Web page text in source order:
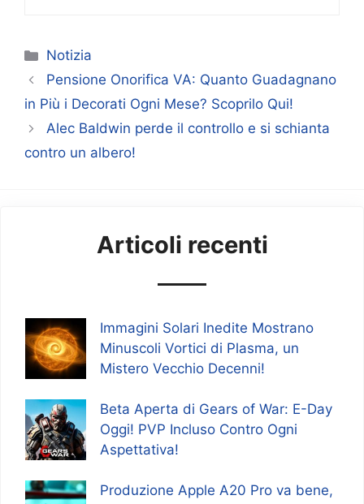
Categorie
Notizia
Pensione Onorifica VA: Quanto Guadagnano
in Più i Decorati Ogni Mese? Scoprilo Qui!
Alec Baldwin perde il controllo e si schianta
contro un albero!
Articoli recenti
Immagini Solari Inedite Mostrano
Minuscoli Vortici di Plasma, un
Mistero Vecchio Decenni!
Beta Aperta di Gears of War: E-Day
Oggi! PVP Incluso Contro Ogni
Aspettativa!
Produzione Apple A20 Pro va bene,